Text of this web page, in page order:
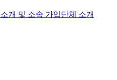
개 및 소속 가입단체 소개